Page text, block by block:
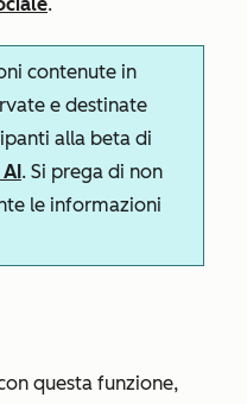
contenute in
e destinate
alla beta di
. Si prega di non
le informazioni
questa funzione,